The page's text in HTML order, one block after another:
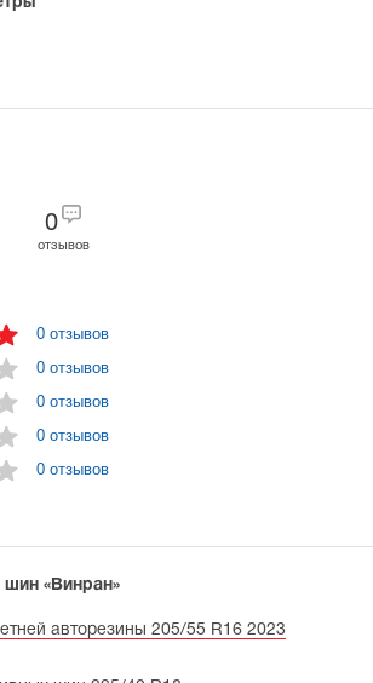
0
отзывов
0 отзывов
0 отзывов
0 отзывов
0 отзывов
0 отзывов
шин «Винран»
авторезины 205/55 R16 2023